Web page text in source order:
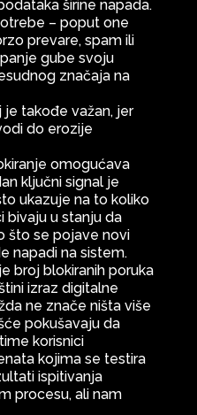
širine napada.
– poput one
prevare, spam ili
gube svoju
značaja na
je takođe važan, jer
do erozije
omogućava
ključni signal je
ukazuje na to koliko
bivaju u stanju da
što se pojave novi
napadi na sistem.
broj blokiranih poruka
izraz digitalne
ne znače ništa više
pokušavaju da
korisnici
kojima se testira
ispitivanja
procesu, ali nam